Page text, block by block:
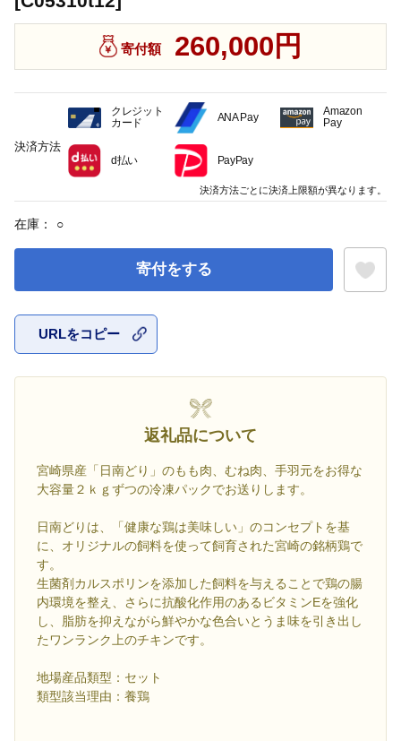
寄付額 260,000円
在庫： ○
寄付をする
URLをコピー
返礼品について
宮崎県産「日南どり」のもも肉、むね肉、手羽元をお得な
大容量２ｋｇずつの冷凍パックでお送りします。
日南どりは、「健康な鶏は美味しい」のコンセプトを基
に、オリジナルの飼料を使って飼育された宮崎の銘柄鶏で
す。
生菌剤カルスポリンを添加した飼料を与えることで鶏の腸
内環境を整え、さらに抗酸化作用のあるビタミンEを強化
し、脂肪を抑えながら鮮やかな色合いとうま味を引き出し
たワンランク上のチキンです。
地場産品類型：セット
類型該当理由：養鶏
決済方法
クレジット
カード
ANA Pay
Amazon
Pay
d払い PayPay
決済方法ごとに決済上限額が異なります。